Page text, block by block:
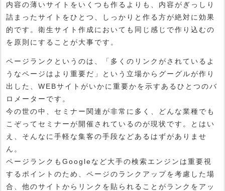
内容の薄いサイトをいくつも作るよりも、内容がぎっしり
詰まったサイトをひとつ、しっかりと作る方が絶対に効果
的です。衛生サイト作成においても同じ感じで作り込むの
を原則にすることが大事です。
ページランクというのは、「多くのリンクがされているよ
うなページはより重要だ」という立場からグーグルが作り
出した、WEBサイトがいかに重要かを示すあるひとつのバ
ロメーターです。
今の世の中、セミナー関連が非常に多く、どんな業種でも
こぞってセミナーが開催されているのが現状です。とはい
え、そんなに手軽な集客の手段などあるはずがありませ
ん。
ページランクもGoogleなど大手の検索エンジンは重要視
するポイントのため、ページのランクアップを考慮した場
合、他のサイトからリンクを貼られることがランクをアッ